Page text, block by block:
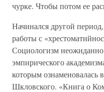
чурке. Чтобы потом ее
Начинался другой
работы с
Социологизм
эмпирического
которым ознаменовалась
Шкловского. «Книга о